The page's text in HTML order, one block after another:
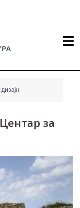
за